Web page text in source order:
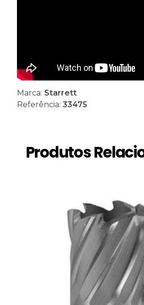
Marca: Starrett
Referência: 33475
Produtos